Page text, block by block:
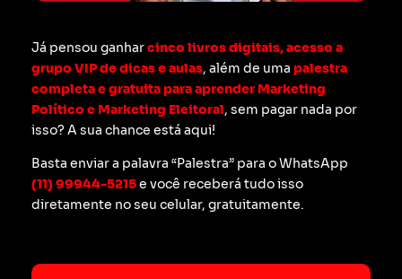
Já pensou ganharcinco livros digitais, acesso a
grupo VIP de dicas e aulas, além de uma palestra
completa e gratuita para aprender Marketing
Político e Marketing Eleitoral, sem pagar nada por
isso? A sua chance está aqui!
Basta enviar a palavra “Palestra” para o WhatsApp
(11) 99944-5215e você receberá tudo isso
diretamente no seu celular, gratuitamente.